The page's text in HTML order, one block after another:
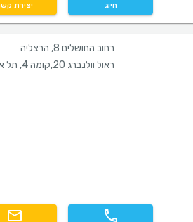
חיוג יצירת
רחוב החושלים 8, הרצליה
ראול וולנברג 20,קומה 4, תל אביב